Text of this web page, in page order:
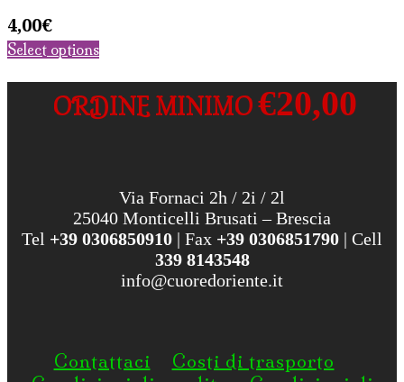
4,00€
Select options
ORDINE MINIMO€20,00
Via Fornaci 2h / 2i / 2l
25040 Monticelli Brusati – Brescia
Tel +39 0306850910 | Fax +39 0306851790 | Cell
339 8143548
info@cuoredoriente.it
Contattaci
Costi di trasporto